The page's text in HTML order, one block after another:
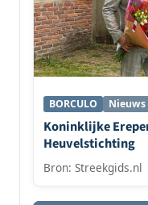
BORCULO Nieuws
Koninklijke
Heuvelstichting
Bron: Streekgids.nl